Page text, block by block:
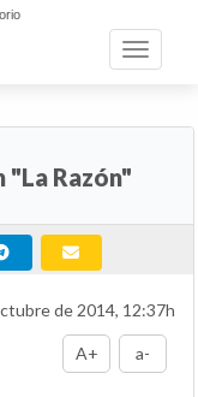
Toggle
"La Razón"
de 2014, 12:37h
A+ a-